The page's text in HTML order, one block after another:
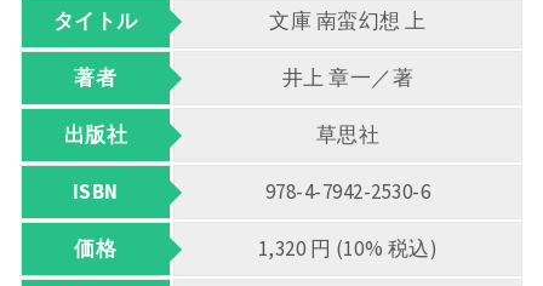
タイトル 文庫 南蛮幻想 上
著者 井上 章一／著
出版社 草思社
ISBN 978-4-7942-2530-6
価格 1,320 円 (10% 税込)